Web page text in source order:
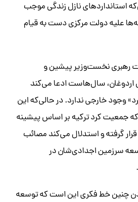
استانداردهای نازل زندگی موجب
علیه دولت مرکزی دست به قیام
رهبری نخست‌وزیر پیشین و
سال‌هاست ادعا می‌کند
وجود خارجی ندارد. در حالی‌که این
که جمعیت کرد ترکیه بر اساس پیشینه
گرفته و استدلال می‌کند مصائب
سرزمین اجدادی‌شان در
چنین خط فکری این است که توسعه